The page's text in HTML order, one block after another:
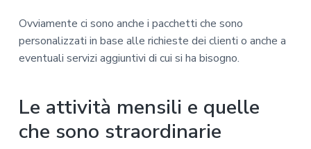
Ovviamente ci sono anche i pacchetti che sono
personalizzati in base alle richieste dei clienti o anche a
eventuali servizi aggiuntivi di cui si ha bisogno.
Le attività mensili e quelle
che sono straordinarie